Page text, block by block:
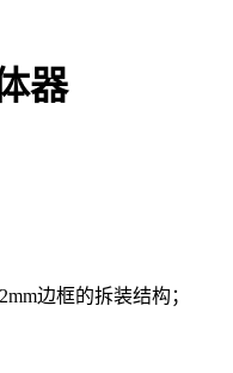
器
边框的拆装结构；